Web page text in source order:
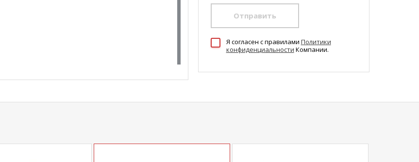
Отправить
Я согласен c правилами Политики
конфиденциальности Компании.